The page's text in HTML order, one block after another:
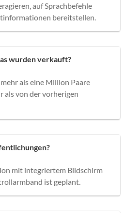
auf Sprachbefehle
bereitstellen.
wurden verkauft?
als eine Million Paare
als von der vorherigen
mit integriertem Bildschirm
ist geplant.